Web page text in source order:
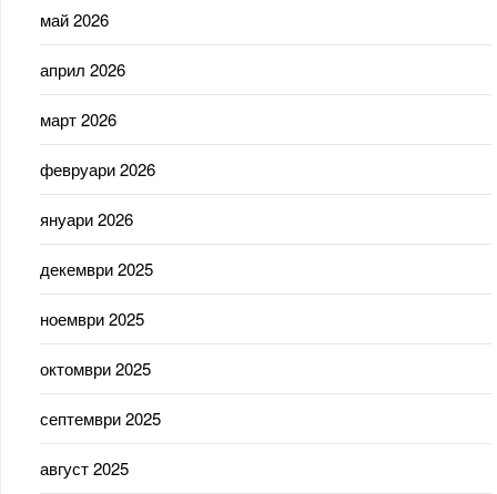
май 2026
април 2026
март 2026
февруари 2026
януари 2026
декември 2025
ноември 2025
октомври 2025
септември 2025
август 2025